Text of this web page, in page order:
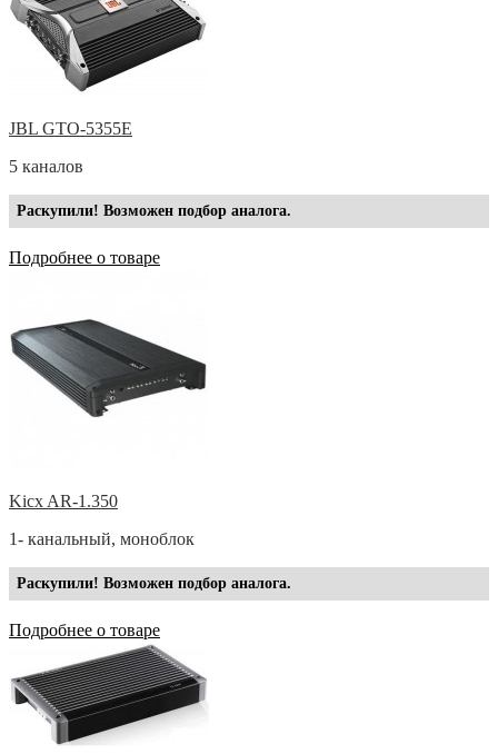
JBL GTO-5355E
5 каналов
Раскупили! Возможен подбор аналога.
Подробнее о товаре
Kicx AR-1.350
1- канальный, моноблок
Раскупили! Возможен подбор аналога.
Подробнее о товаре